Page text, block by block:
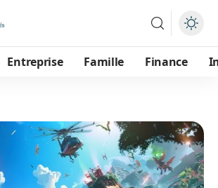
Entreprise Famille Finance